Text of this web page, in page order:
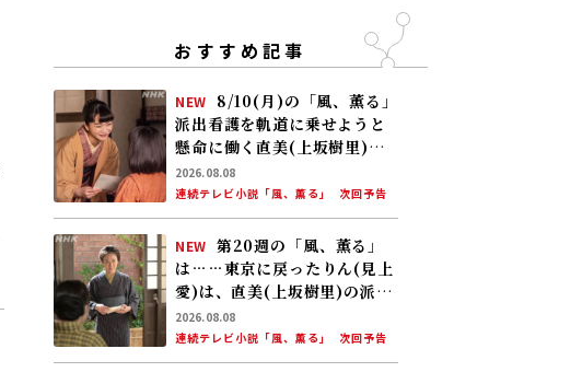
おすすめ記事
NEW
8/10(月)の「風、薫る」
派出看護を軌道に乗せようと
懸命に働く直美(上坂樹里)。
そんな中、りん(見上愛)が新
潟から帰ってくる
2026.08.08
連続テレビ小説「風、薫る」
次回予告
NEW 第20週の「風、薫る」
は……東京に戻ったりん(見上
愛)は、直美(上坂樹里)の派出
看護婦会で働くことに。そん
な中、直美は自分の理想とし
た無償の看護を始める
2026.08.08
連続テレビ小説「風、薫る」
次回予告